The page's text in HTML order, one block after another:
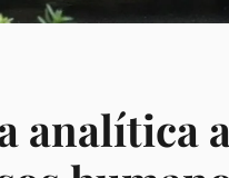
analítica